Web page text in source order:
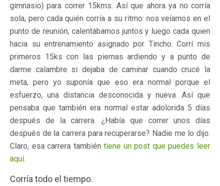
gimnasio) para correr 15kms. Así que ahora ya no corría
sola, pero cada quién corría a su ritmo: nos veíamos en el
punto de reunión, calentábamos juntos y luego cada quien
hacia su entrenamiento asignado por Tincho. Corrí mis
primeros 15ks con las piernas ardiendo y a punto de
darme calambre si dejaba de caminar cuando crucé la
meta, pero yo suponía que eso era normal porque el
esfuerzo, una distancia desconocida y nueva. Así que
pensaba que también era normal estar adolorida 5 días
después de la carrera. ¿Había que correr unos días
después de la carrera para recuperarse? Nadie me lo dijo.
Claro, esa carrera tambiéntiene un post que puedes leer
aquí.
Corría todo el tiempo.